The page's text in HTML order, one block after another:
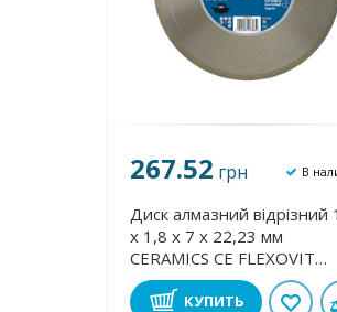
267.52 грн В
Диск алмазний відрізний
х 1,8 х 7 х 22,23 мм
CERAMІCS CE FLEXOVІТ
63642567960
КУПИТЬ